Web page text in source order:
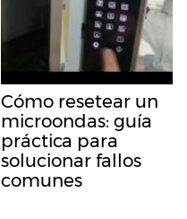
Cómo resetear un
microondas: guía
práctica para
solucionar fallos
comunes